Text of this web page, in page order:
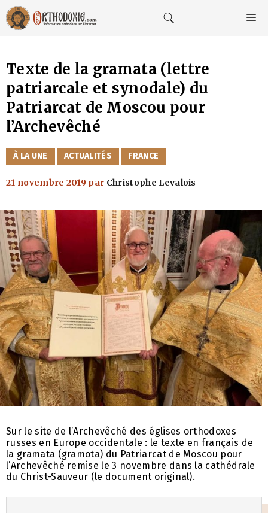
Aller
au
contenu
Texte de la gramata (lettre
patriarcale et synodale) du
Patriarcat de Moscou pour
l’Archevêché
CATÉGORIES
À LA UNE ACTUALITÉS FRANCE
21 novembre 2019 par Christophe Levalois
Sur le site de l’Archevêché des églises orthodoxes
russes en Europe occidentale : le texte en français de
la gramata (gramota) du Patriarcat de Moscou pour
l’Archevêché remise le 3 novembre dans la cathédrale
du Christ-Sauveur (le document original).